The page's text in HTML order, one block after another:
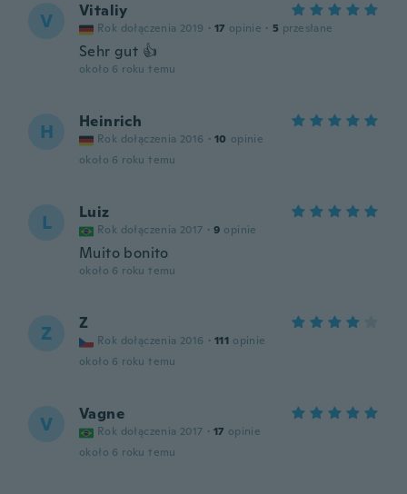
V Vitaliy
Rok dołączenia 2019 · 17 opinie · 5 przesłane
Sehr gut 👍
około 6 roku temu
H Heinrich
Rok dołączenia 2016 · 10 opinie
około 6 roku temu
L Luiz
Rok dołączenia 2017 · 9 opinie
Muito bonito
około 6 roku temu
Z Z
Rok dołączenia 2016 · 111 opinie
około 6 roku temu
V Vagne
Rok dołączenia 2017 · 17 opinie
około 6 roku temu